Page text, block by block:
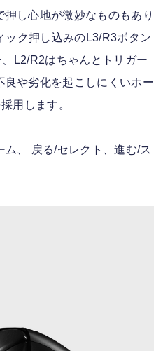
し心地が微妙なものもあり
ック押し込みのL3/R3ボタン
L2/R2はちゃんとトリガー
良や劣化を起こしにくいホー
用します。
ム、 戻る/セレクト、進む/ス